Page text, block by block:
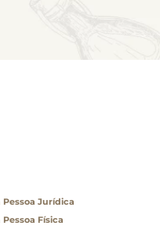
Pessoa Jurídica
Física